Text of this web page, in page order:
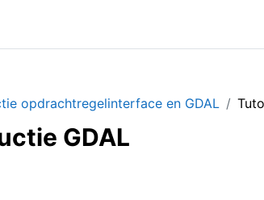
opdrachtregelinterface en GDAL
GDAL